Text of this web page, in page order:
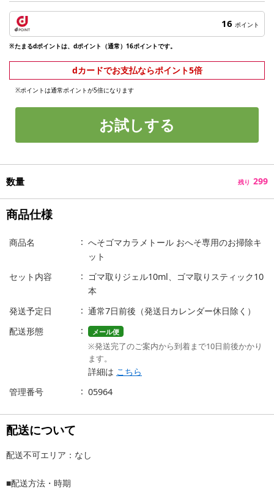
16 ポイント
※たまるdポイントは、dポイント（通常）16ポイントです。
dカードでお支払ならポイント5倍
※ポイントは通常ポイントが5倍になります
お試しする
数量 残り 299
商品仕様
商品名
へそゴマカラメトール おへそ専用のお掃除キ
ット
セット内容
ゴマ取りジェル10ml、ゴマ取りスティック10
本
発送予定日
通常7日前後（発送日カレンダー休日除く）
配送形態
メール便
※発送完了のご案内から到着まで10日前後かかり
ます。
詳細は こちら
管理番号
05964
配送について
配送不可エリア：なし
■配送方法・時期